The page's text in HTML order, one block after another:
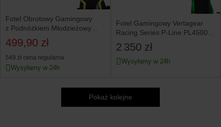
Fotel Obrotowy Gamingowy
z Podnóżkiem Młodzieżowy
Czarny Żółty MAXIMO
499,90 zł
549 zł cena regularna
Wysyłamy w 24h
Fotel Gamingowy Vertagear
Racing Series P-Line PL4500
Czarny/Zielony
2 350 zł
Wysyłamy w 24h
Pokaż kolejne